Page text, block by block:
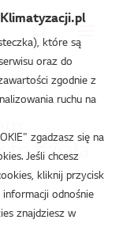
z klimatyzatorem
działa
które są
oraz do
zgodnie z
ruchu na
zgadzasz się na
Jeśli chcesz
kliknij przycisk
informacji odnośnie
znajdziesz w